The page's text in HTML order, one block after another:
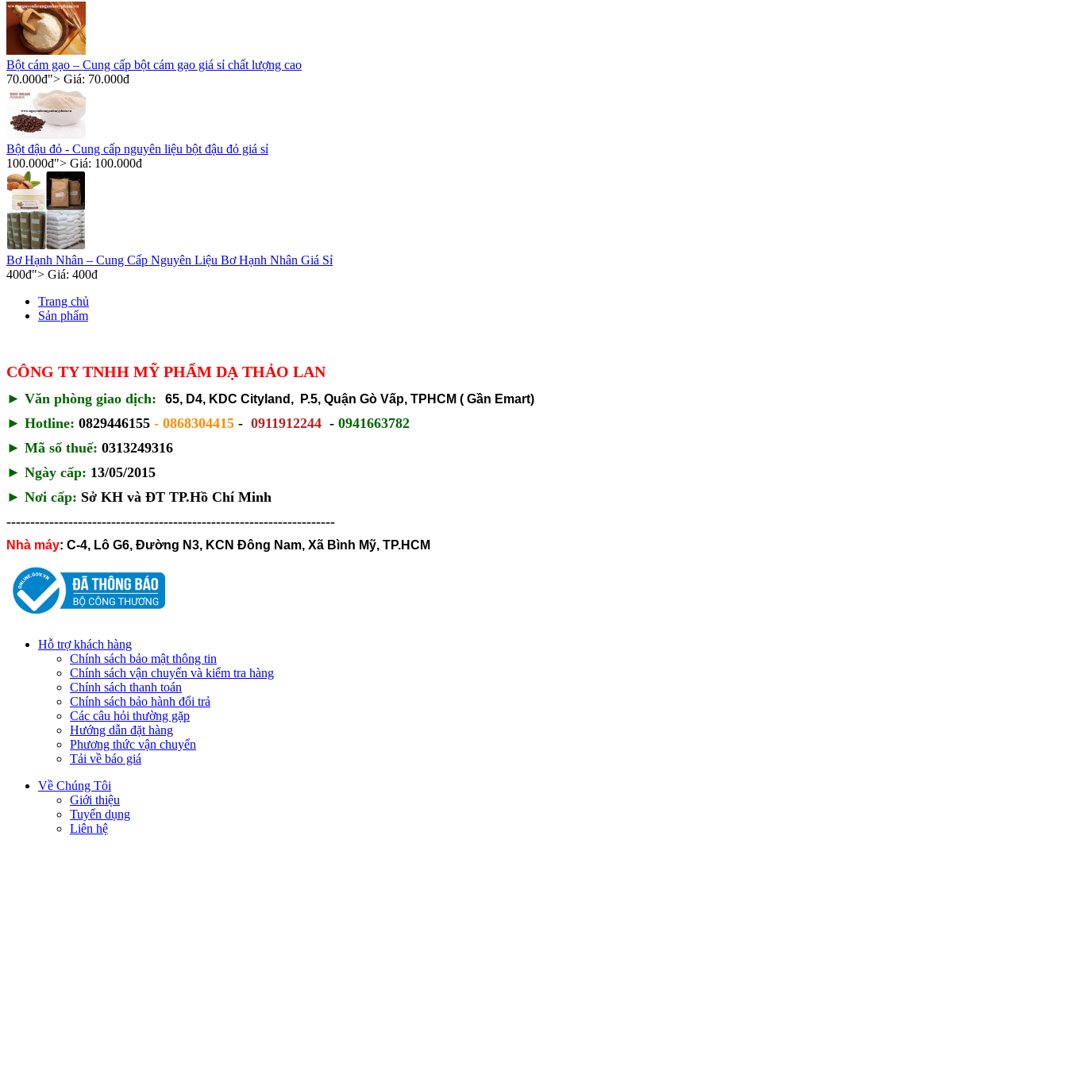
Bột cám gạo – Cung cấp bột cám gạo giá sỉ chất lượng cao
70.000đ"> Giá: 70.000đ
Bột đậu đỏ - Cung cấp nguyên liệu bột đậu đỏ giá sỉ
100.000đ"> Giá: 100.000đ
Bơ Hạnh Nhân – Cung Cấp Nguyên Liệu Bơ Hạnh Nhân Giá Sỉ
400đ"> Giá: 400đ
Trang chủ
Sản phẩm
CÔNG TY TNHH MỸ PHẨM DẠ THẢO LAN
► Văn phòng giao dịch: 65, D4, KDC Cityland, P.5, Quận Gò Vấp, TPHCM ( Gần Emart)
► Hotline: 0829446155 - 0868304415 - 0911912244 - 0941663782
► Mã số thuế: 0313249316
► Ngày cấp: 13/05/2015
► Nơi cấp: Sở KH và ĐT TP.Hồ Chí Minh
---------------------------------------------------------------------
Nhà máy: C-4, Lô G6, Đường N3, KCN Đông Nam, Xã Bình Mỹ, TP.HCM
Hỗ trợ khách hàng
Chính sách bảo mật thông tin
Chính sách vận chuyển và kiểm tra hàng
Chính sách thanh toán
Chính sách bảo hành đổi trả
Các câu hỏi thường gặp
Hướng dẫn đặt hàng
Phương thức vận chuyển
Tải về báo giá
Về Chúng Tôi
Giới thiệu
Tuyển dụng
Liên hệ